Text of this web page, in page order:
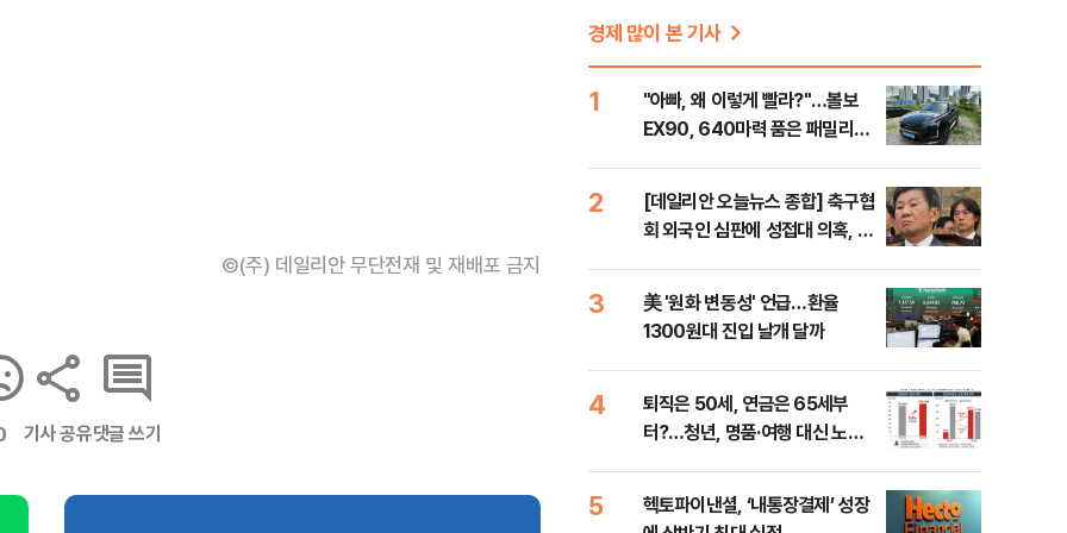
©(주) 데일리안 무단전재 및 재배포 금지
기사 공유댓글 쓰기
경제 많이 본 기사
1
"아빠, 왜 이렇게 빨라?"…볼보
EX90, 640마력 품은 패밀리카
2
[데일리안 오늘뉴스 종합] 축구협
회 외국인 심판에 성접대 의혹, 李
나, 삼전닉스 올인은 금물, SK하
이닉스 프리마켓 시초가 논란 재
점화, 김민석 "과반 승리 가능성
99%" 등
3
美 '원화 변동성' 언급…환율
1300원대 진입 날개 달까
4
퇴직은 50세, 연금은 65세부
터?…청년, 명품·여행 대신 노후
5
헥토파이낸셜, ‘내통장결제’ 성장